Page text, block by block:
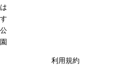
は
す
公
園
利用規約